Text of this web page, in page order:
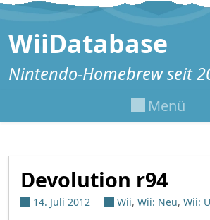
Zum Inhalt springen
WiiDatabase
Nintendo-Homebrew seit
Menü
Devolution r94
14. Juli 2012 Wii, Wii: Neu, Wii: